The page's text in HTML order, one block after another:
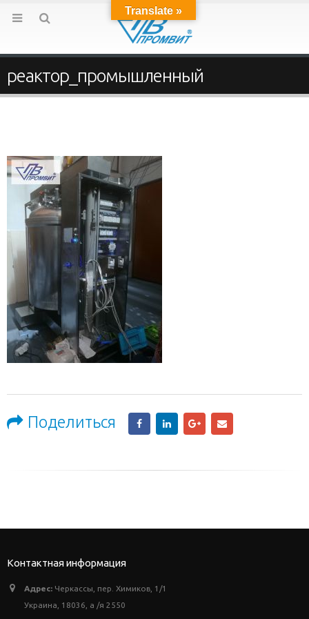
реактор_промышленный
Поделиться
Контактная информация
Адрес: Черкассы, пер. Химиков, 1/1
Украина, 18036, а /я 2550
Translate »